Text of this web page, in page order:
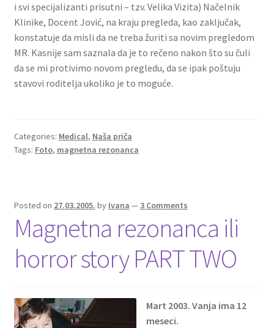
i svi specijalizanti prisutni – tzv. Velika Vizita) Načelnik
Klinike, Docent Jović, na kraju pregleda, kao zaključak,
konstatuje da misli da ne treba žuriti sa novim pregledom
MR. Kasnije sam saznala da je to rečeno nakon što su čuli
da se mi protivimo novom pregledu, da se ipak poštuju
stavovi roditelja ukoliko je to moguće.
Categories: Medical, Naša priča
Tags: Foto, magnetna rezonanca
Posted on 27.03.2005. by Ivana — 3 Comments
Magnetna rezonanca ili
horror story PART TWO
Mart 2003. Vanja ima 12
meseci.